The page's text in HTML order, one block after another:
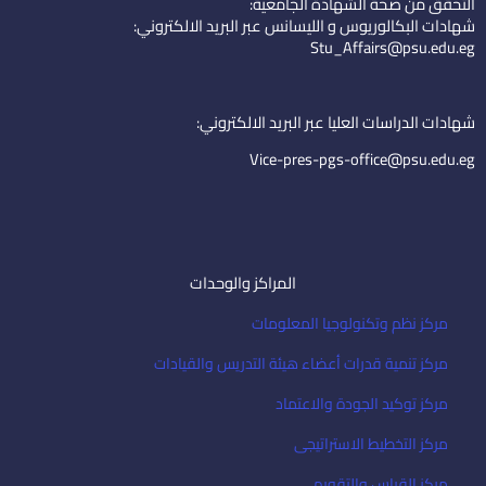
-
e
i
l
u
b
e
d
شهادات البكالوريوس و الليسانس عبر البريد الالكتروني:
Stu_Affairs@psu.edu.eg
شهادات الدراسات العليا عبر البريد الالكتروني:
Vice-pres-pgs-office@psu.edu.eg
المراكز والوحدات
مركز نظم وتكنولوجيا المعلومات
مركز تنمية قدرات أعضاء هيئة التدريس والقيادات
مركز توكيد الجودة والاعتماد
مركز التخطيط الاستراتيجى